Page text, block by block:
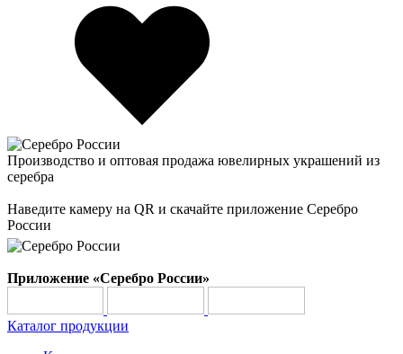
Производство и оптовая продажа ювелирных украшений из
серебра
Наведите камеру на QR и скачайте приложение Серебро
России
Приложение «Серебро России»
Каталог продукции